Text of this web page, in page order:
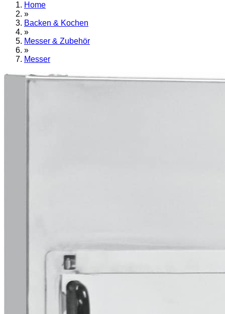
Home
»
Backen & Kochen
»
Messer & Zubehör
»
Messer